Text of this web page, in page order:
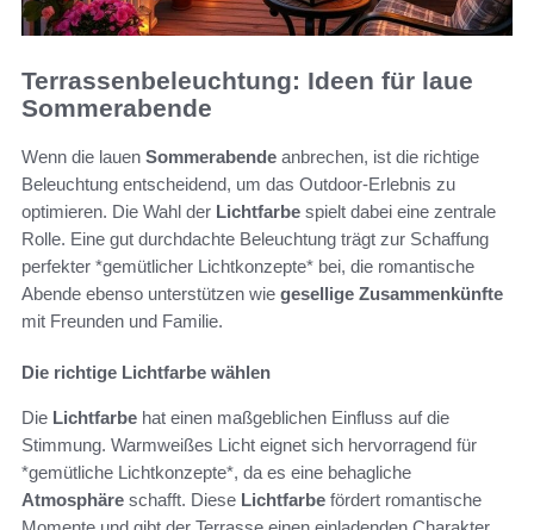
Terrassenbeleuchtung: Ideen für laue
Sommerabende
Wenn die lauen Sommerabende anbrechen, ist die richtige
Beleuchtung entscheidend, um das Outdoor-Erlebnis zu
optimieren. Die Wahl der Lichtfarbe spielt dabei eine zentrale
Rolle. Eine gut durchdachte Beleuchtung trägt zur Schaffung
perfekter *gemütlicher Lichtkonzepte* bei, die romantische
Abende ebenso unterstützen wie gesellige Zusammenkünfte
mit Freunden und Familie.
Die richtige Lichtfarbe wählen
Die Lichtfarbe hat einen maßgeblichen Einfluss auf die
Stimmung. Warmweißes Licht eignet sich hervorragend für
*gemütliche Lichtkonzepte*, da es eine behagliche
Atmosphäre schafft. Diese Lichtfarbe fördert romantische